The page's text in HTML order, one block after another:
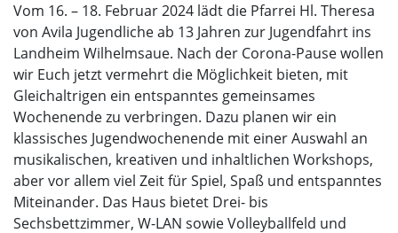
Vom 16. – 18. Februar 2024 lädt die Pfarrei Hl. Theresa
von Avila Jugendliche ab 13 Jahren zur Jugendfahrt ins
Landheim Wilhelmsaue. Nach der Corona-Pause wollen
wir Euch jetzt vermehrt die Möglichkeit bieten, mit
Gleichaltrigen ein entspanntes gemeinsames
Wochenende zu verbringen. Dazu planen wir ein
klassisches Jugendwochenende mit einer Auswahl an
musikalischen, kreativen und inhaltlichen Workshops,
aber vor allem viel Zeit für Spiel, Spaß und entspanntes
Miteinander. Das Haus bietet Drei- bis
Sechsbettzimmer, W-LAN sowie Volleyballfeld und